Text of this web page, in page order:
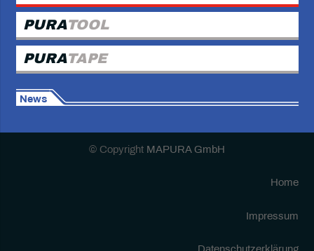
PURATOOL
PURATAPE
News
© Copyright MAPURA GmbH
Home
Impressum